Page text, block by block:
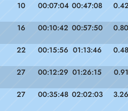
10 00:07:04 00:47:08
16 00:10:42 00:57:50 0.80
22 00:15:56 01:13:46 0.48
27 00:12:29 01:26:15 0.91
27 00:35:48 02:02:03 3.26